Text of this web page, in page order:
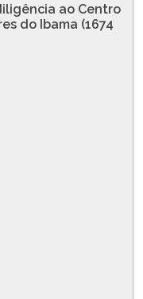
ao Centro
do Ibama (1674